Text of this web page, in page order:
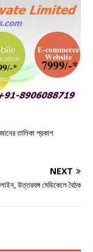
তালিকা প্রকাশ
NEXT
উত্তরবঙ্গ মেডিকেলে বৈঠক